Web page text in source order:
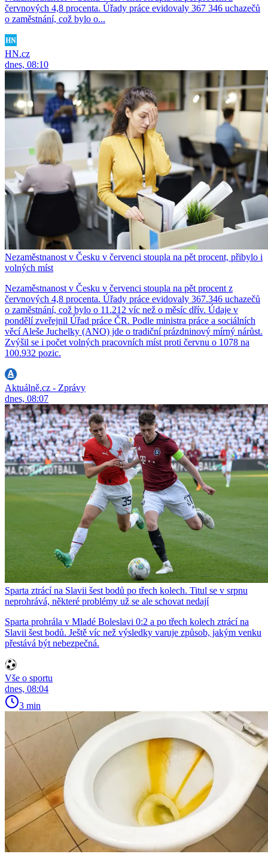
červnových 4,8 procenta. Úřady práce evidovaly 367 346 uchazečů
o zaměstnání, což bylo o...
HN.cz
dnes, 08:10
Nezaměstnanost v Česku v červenci stoupla na pět procent, přibylo i
volných míst
Nezaměstnanost v Česku v červenci stoupla na pět procent z
červnových 4,8 procenta. Úřady práce evidovaly 367.346 uchazečů
o zaměstnání, což bylo o 11.212 víc než o měsíc dřív. Údaje v
pondělí zveřejnil Úřad práce ČR. Podle ministra práce a sociálních
věcí Aleše Juchelky (ANO) jde o tradiční prázdninový mírný nárůst.
Zvýšil se i počet volných pracovních míst proti červnu o 1078 na
100.932 pozic.
Aktuálně.cz - Zprávy
dnes, 08:07
Sparta ztrácí na Slavii šest bodů po třech kolech. Titul se v srpnu
neprohrává, některé problémy už se ale schovat nedají
Sparta prohrála v Mladé Boleslavi 0:2 a po třech kolech ztrácí na
Slavii šest bodů. Ještě víc než výsledky varuje způsob, jakým venku
přestává být nebezpečná.
Vše o sportu
dnes, 08:04
3 min